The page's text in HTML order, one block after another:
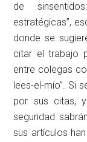
de
estratégicas”,
donde se
citar el trabajo
entre colegas
lees-el-mío”. Si
por sus citas,
seguridad
sus artículos